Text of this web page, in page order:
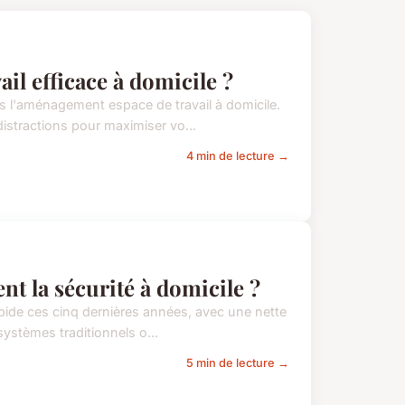
efficace à domicile ?
l'aménagement espace de travail à domicile.
pour maximiser vo...
4 min de lecture →
la sécurité à domicile ?
ces cinq dernières années, avec une nette
traditionnels o...
5 min de lecture →